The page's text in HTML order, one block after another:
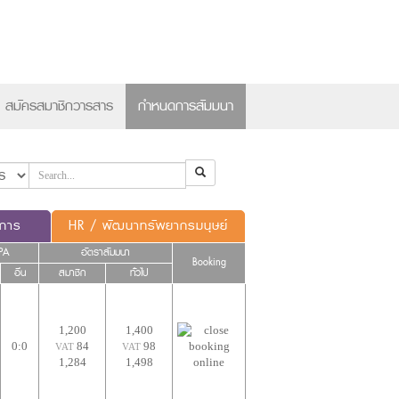
สมัครสมาชิกวารสาร กำหนดการสัมมนา
าร HR / พัฒนาทรัพยากรมนุษย์
อัตราสัมมนา
Booking
อื่น สมาชิก ทั่วไป
0:0
1,200
VAT 84
1,284
1,400
VAT 98
1,498